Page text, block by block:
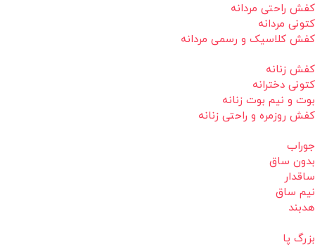
کفش راحتی مردانه
کتونی مردانه
کفش کلاسیک و رسمی مردانه
کفش زنانه
کتونی دخترانه
بوت و نیم بوت زنانه
کفش روزمره و راحتی زنانه
جوراب
بدون ساق
ساقدار
نیم ساق
هدبند
بزرگ پا